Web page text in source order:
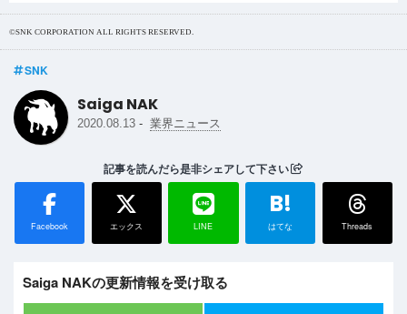
©SNK CORPORATION ALL RIGHTS RESERVED.
SNK
Saiga NAK
2020.08.13 - 業界ニュース
記事を読んだら是非シェアして下さい
Facebook エックス LINE
B!
はてな Threads
Saiga NAKの更新情報を受け取る